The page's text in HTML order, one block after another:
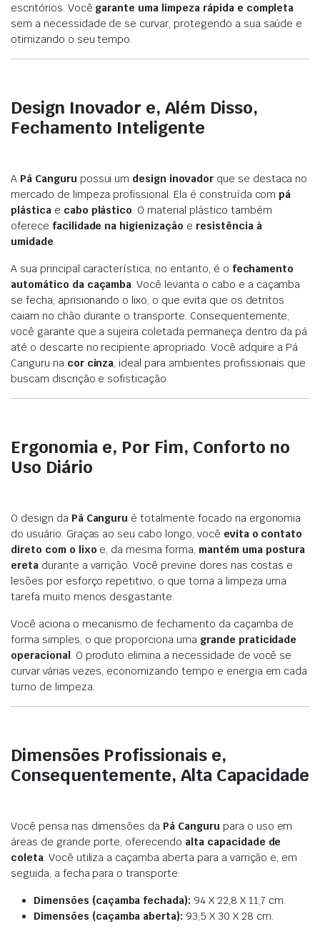
escritórios. Você garante uma limpeza rápida e completa
sem a necessidade de se curvar, protegendo a sua saúde e
otimizando o seu tempo.
Design Inovador e, Além Disso,
Fechamento Inteligente
A Pá Canguru possui um design inovadorque se destaca no
mercado de limpeza profissional. Ela é construída compá
plásticae cabo plástico. O material plástico também
oferece facilidade na higienização e resistência à
umidade.
A sua principal característica, no entanto, é o fechamento
automático da caçamba. Você levanta o cabo e a caçamba
se fecha, aprisionando o lixo, o que evita que os detritos
caiam no chão durante o transporte. Consequentemente,
você garante que a sujeira coletada permaneça dentro da pá
até o descarte no recipiente apropriado. Você adquire a Pá
Canguru na cor cinza, ideal para ambientes profissionais que
buscam discrição e sofisticação.
Ergonomia e, Por Fim, Conforto no
Uso Diário
O design da Pá Canguru é totalmente focado na ergonomia
do usuário. Graças ao seu cabo longo, você evita o contato
direto com o lixo e, da mesma forma, mantém uma postura
eretadurante a varrição. Você previne dores nas costas e
lesões por esforço repetitivo, o que torna a limpeza uma
tarefa muito menos desgastante.
Você aciona o mecanismo de fechamento da caçamba de
forma simples, o que proporciona uma grande praticidade
operacional. O produto elimina a necessidade de você se
curvar várias vezes, economizando tempo e energia em cada
turno de limpeza.
Dimensões Profissionais e,
Consequentemente, Alta Capacidade
Você pensa nas dimensões da Pá Canguru para o uso em
áreas de grande porte, oferecendo alta capacidade de
coleta. Você utiliza a caçamba aberta para a varrição e, em
seguida, a fecha para o transporte:
Dimensões (caçamba fechada): 94 X 22,8 X 11,7 cm.
Dimensões (caçamba aberta): 93,5 X 30 X 28 cm.